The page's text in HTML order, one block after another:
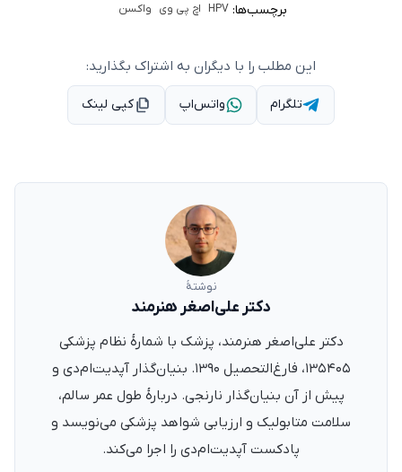
برچسب‌ها: HPV اچ پی وی واکسن
این مطلب را با دیگران به اشتراک بگذارید:
تلگرام واتس‌اپ کپی لینک
نوشتهٔ
دکتر علی‌اصغر هنرمند
دکتر علی‌اصغر هنرمند، پزشک با شمارهٔ نظام پزشکی
۱۳۵۴۰۵، فارغ‌التحصیل ۱۳۹۰. بنیان‌گذار آپدیت‌ام‌دی و
پیش از آن بنیان‌گذار نارنجی. دربارهٔ طول عمر سالم،
سلامت متابولیک و ارزیابی شواهد پزشکی می‌نویسد و
پادکست آپدیت‌ام‌دی را اجرا می‌کند.